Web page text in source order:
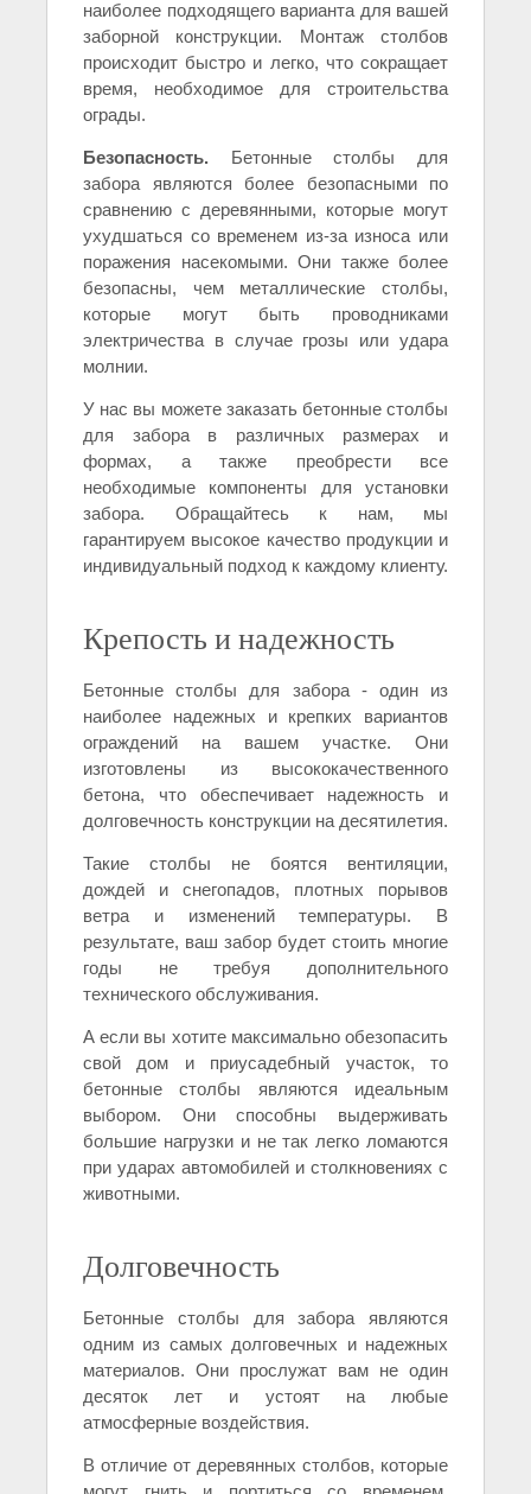
наиболее подходящего варианта для вашей
заборной конструкции. Монтаж столбов
происходит быстро и легко, что сокращает
время, необходимое для строительства
ограды.
Безопасность. Бетонные столбы для
забора являются более безопасными по
сравнению с деревянными, которые могут
ухудшаться со временем из-за износа или
поражения насекомыми. Они также более
безопасны, чем металлические столбы,
которые могут быть проводниками
электричества в случае грозы или удара
молнии.
У нас вы можете заказать бетонные столбы
для забора в различных размерах и
формах, а также преобрести все
необходимые компоненты для установки
забора. Обращайтесь к нам, мы
гарантируем высокое качество продукции и
индивидуальный подход к каждому клиенту.
Крепость и надежность
Бетонные столбы для забора - один из
наиболее надежных и крепких вариантов
ограждений на вашем участке. Они
изготовлены из высококачественного
бетона, что обеспечивает надежность и
долговечность конструкции на десятилетия.
Такие столбы не боятся вентиляции,
дождей и снегопадов, плотных порывов
ветра и изменений температуры. В
результате, ваш забор будет стоить многие
годы не требуя дополнительного
технического обслуживания.
А если вы хотите максимально обезопасить
свой дом и приусадебный участок, то
бетонные столбы являются идеальным
выбором. Они способны выдерживать
большие нагрузки и не так легко ломаются
при ударах автомобилей и столкновениях с
животными.
Долговечность
Бетонные столбы для забора являются
одним из самых долговечных и надежных
материалов. Они прослужат вам не один
десяток лет и устоят на любые
атмосферные воздействия.
В отличие от деревянных столбов, которые